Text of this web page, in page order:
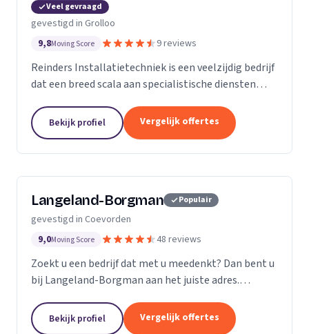
Veel gevraagd
gevestigd in Grolloo
9,8Moving Score 9 reviews
Reinders Installatietechniek is een veelzijdig bedrijf
dat een breed scala aan specialistische diensten
Grolloo.Bekijk profiel Vergelijk offertes
Langeland-Borgman Populair
gevestigd in Coevorden
9,0Moving Score 48 reviews
Zoekt u een bedrijf dat met u meedenkt? Dan bent u
bij Langeland-Borgman aan het juiste adres.
vakmanschap belangrijk vindt!
Bekijk profiel Vergelijk offertes